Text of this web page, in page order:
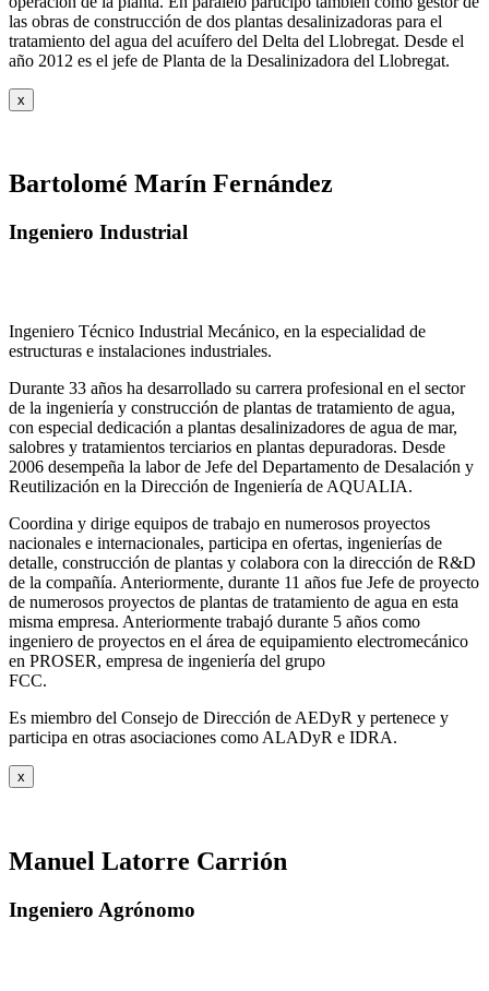
las obras de construcción de dos plantas desalinizadoras para el
tratamiento del agua del acuífero del Delta del Llobregat. Desde el
año 2012 es el jefe de Planta de la Desalinizadora del Llobregat.
x
Bartolomé Marín Fernández
Ingeniero Industrial
Ingeniero Técnico Industrial Mecánico, en la especialidad de
estructuras e instalaciones industriales.
Durante 33 años ha desarrollado su carrera profesional en el sector
de la ingeniería y construcción de plantas de tratamiento de agua,
con especial dedicación a plantas desalinizadores de agua de mar,
salobres y tratamientos terciarios en plantas depuradoras. Desde
2006 desempeña la labor de Jefe del Departamento de Desalación y
Reutilización en la Dirección de Ingeniería de AQUALIA.
Coordina y dirige equipos de trabajo en numerosos proyectos
nacionales e internacionales, participa en ofertas, ingenierías de
detalle, construcción de plantas y colabora con la dirección de R&D
de la compañía. Anteriormente, durante 11 años fue Jefe de proyecto
de numerosos proyectos de plantas de tratamiento de agua en esta
misma empresa. Anteriormente trabajó durante 5 años como
ingeniero de proyectos en el área de equipamiento electromecánico
en PROSER, empresa de ingeniería del grupo
FCC.
Es miembro del Consejo de Dirección de AEDyR y pertenece y
participa en otras asociaciones como ALADyR e IDRA.
x
Manuel Latorre Carrión
Ingeniero Agrónomo